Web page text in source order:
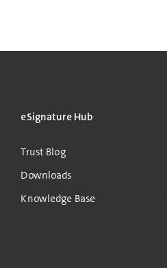
eSignature Hub
Trust Blog
Downloads
Knowledge Base